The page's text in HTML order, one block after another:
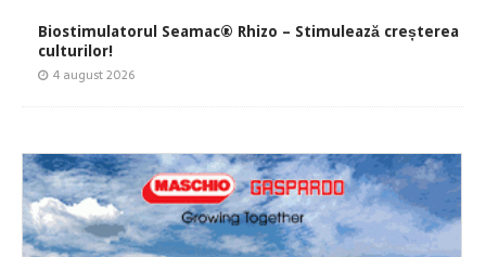
Biostimulatorul Seamac® Rhizo – Stimulează creșterea
culturilor!
4 august 2026